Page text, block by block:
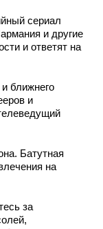
сериал
и другие
и ответят на
ближнего
и
Батутная
на
за